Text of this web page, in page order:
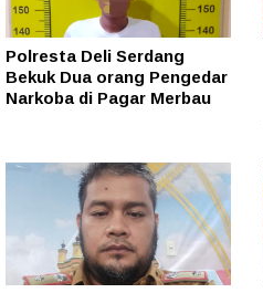
Polresta Deli Serdang
Bekuk Dua orang Pengedar
Narkoba di Pagar Merbau